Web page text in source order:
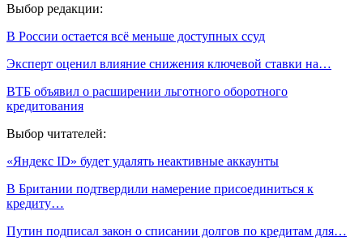
Выбор редакции:
В России остается всё меньше доступных ссуд
Эксперт оценил влияние снижения ключевой ставки на…
ВТБ объявил о расширении льготного оборотного
кредитования
Выбор читателей:
«Яндекс ID» будет удалять неактивные аккаунты
В Британии подтвердили намерение присоединиться к
кредиту…
Путин подписал закон о списании долгов по кредитам для…